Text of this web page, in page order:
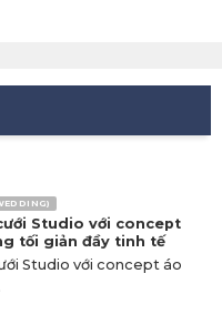
Studio với concept
tối giản đầy tinh tế
Studio với concept áo